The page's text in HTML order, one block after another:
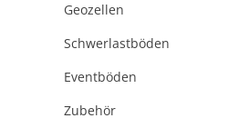
Geozellen
Schwerlastböden
Eventböden
Zubehör